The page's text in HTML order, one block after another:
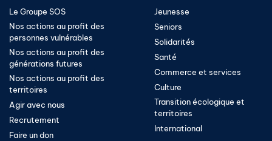
Le Groupe SOS
Nos actions au profit des
personnes vulnérables
Nos actions au profit des
générations futures
Nos actions au profit des
territoires
Agir avec nous
Recrutement
Faire un don
Jeunesse
Seniors
Solidarités
Santé
Commerce et services
Culture
Transition écologique et
territoires​
International